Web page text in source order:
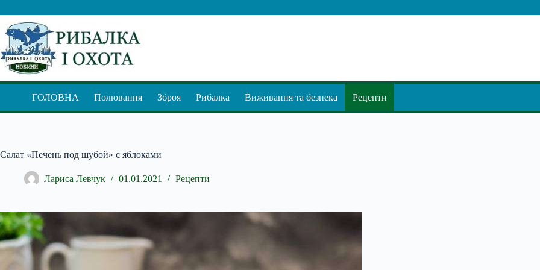
до
вмісту
ГОЛОВНА Полювання Зброя Рибалка Виживання та безпека Рецепти
Салат «Печень под шубой» с яблоками
Лариса Левчук 01.01.2021 Рецепти